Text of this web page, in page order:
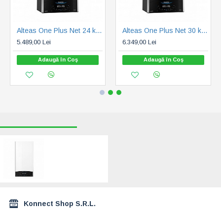
Alteas One Plus Net 24 kW, 7 ani garantie (3301771)
5.489,00 Lei
Adaugă în Coş
Alteas One Plus Net 30 kW, 7 ani garantie (3301772)
6.349,00 Lei
Adaugă în Coş
Konnect Shop S.R.L.